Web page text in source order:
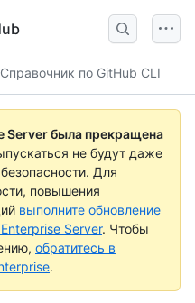
Справочник по GitHub CLI
Server была прекращена
не будут даже
Для
повышения
выполните обновление
Server. Чтобы
обратитесь в
.